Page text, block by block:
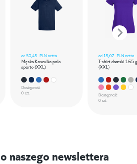
od50,45 PLN netto
Męska Koszulka polo
sporto (XXL)
Dostępność
0 szt.
od 15,07 PLN netto
T-shirt damski 165
(XXL)
Dostępność
0 szt.
naszego newslettera